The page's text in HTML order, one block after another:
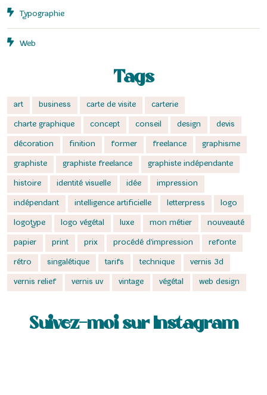
Typographie
Web
Tags
art business carte de visite carterie
charte graphique concept conseil design devis
décoration finition former freelance graphisme
graphiste graphiste freelance graphiste indépendante
histoire identité visuelle idée impression
indépendant intelligence artificielle letterpress logo
logotype logo végétal luxe mon métier nouveauté
papier print prix procédé d'impression refonte
rétro singalétique tarifs technique vernis 3d
vernis relief vernis uv vintage végétal web design
Suivez-moi sur Instagram